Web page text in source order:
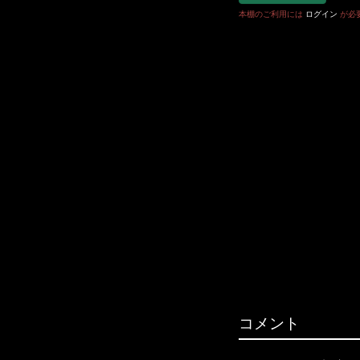
本棚のご利用には ログイン が必
コメント